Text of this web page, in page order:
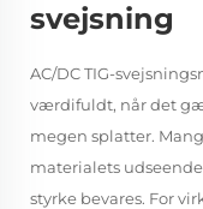
svejsning
AC/DC TIG-
værdifuldt, når det
megen splatter.
materialets
styrke bevares. For